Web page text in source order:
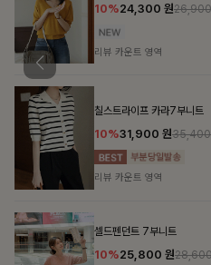
10%24,300 원
리뷰 카운트 영역
칠스트라이프 카라7부니트
10%31,900 원35,400
리뷰 카운트 영역
셀드펜던트 7부니트
10%25,800 원